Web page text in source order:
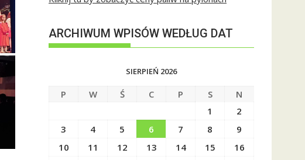
ARCHIWUM WPISÓW WEDŁUG DAT
SIERPIEŃ 2026
P W Ś C P S
N
1
2
3
4 5 6 7 8
9
10
11 12 13 14 15
16